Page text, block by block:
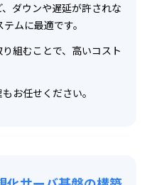
ダウンや遅延が許されな
ムに最適です。
組むことで、高いコスト
お任せください。